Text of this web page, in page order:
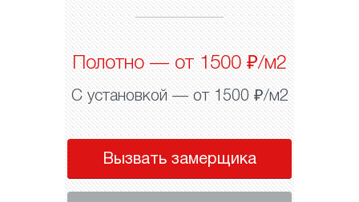
Полотно — от 1500 ₽/м2
С установкой — от 1500 ₽/м2
Вызвать замерщика